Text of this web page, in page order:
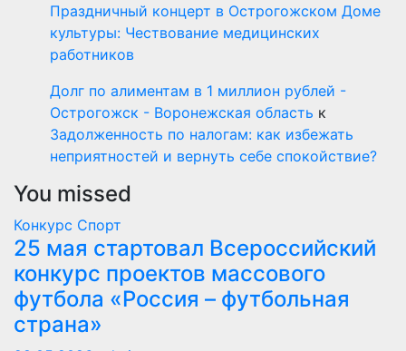
Праздничный концерт в Острогожском Доме
культуры: Чествование медицинских
работников
Долг по алиментам в 1 миллион рублей -
Острогожск - Воронежская область к
Задолженность по налогам: как избежать
неприятностей и вернуть себе спокойствие?
You missed
Конкурс Спорт
25 мая стартовал Всероссийский
конкурс проектов массового
футбола «Россия – футбольная
страна»